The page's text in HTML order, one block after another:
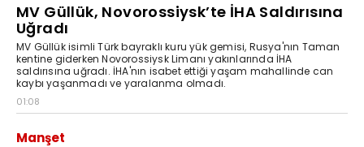
MV Güllük, Novorossiysk’te İHA Saldırısına
Uğradı
MV Güllük isimli Türk bayraklı kuru yük gemisi, Rusya'nın Taman
kentine giderken Novorossiysk Limanı yakınlarında İHA
saldırısına uğradı. İHA'nın isabet ettiği yaşam mahallinde can
kaybı yaşanmadı ve yaralanma olmadı.
01:08
Manşet